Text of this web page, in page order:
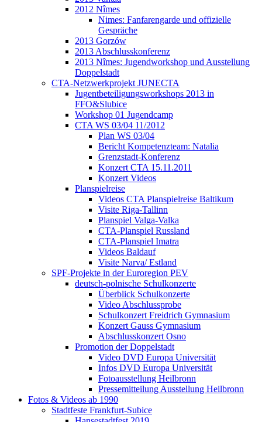
2012 Nîmes
Nimes: Fanfarengarde und offizielle
Gespräche
2013 Gorzów
2013 Abschlusskonferenz
2013 Nîmes: Jugendworkshop und Ausstellung
Doppelstadt
CTA-Netzwerkprojekt JUNECTA
Jugentbeteiligungsworkshops 2013 in
FFO&Slubice
Workshop 01 Jugendcamp
CTA WS 03/04 11/2012
Plan WS 03/04
Bericht Kompetenzteam: Natalia
Grenzstadt-Konferenz
Konzert CTA 15.11.2011
Konzert Videos
Planspielreise
Videos CTA Planspielreise Baltikum
Visite Riga-Tallinn
Planspiel Valga-Valka
CTA-Planspiel Russland
CTA-Planspiel Imatra
Videos Baldauf
Visite Narva/ Estland
SPF-Projekte in der Euroregion PEV
deutsch-polnische Schulkonzerte
Überblick Schulkonzerte
Video Abschlussprobe
Schulkonzert Freidrich Gymnasium
Konzert Gauss Gymnasium
Abschlusskonzert Osno
Promotion der Doppelstadt
Video DVD Europa Universität
Infos DVD Europa Universität
Fotoausstellung Heilbronn
Pressemitteilung Ausstellung Heilbronn
Fotos & Videos ab 1990
Stadtfeste Frankfurt-Subice